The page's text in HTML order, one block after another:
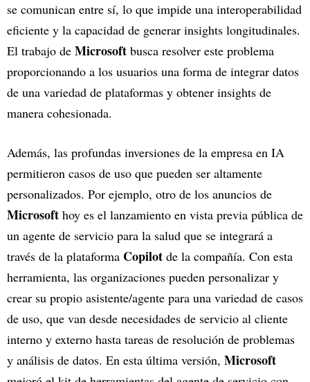
se comunican entre sí, lo que impide una interoperabilidad
eficiente y la capacidad de generar insights longitudinales.
El trabajo de Microsoft busca resolver este problema
proporcionando a los usuarios una forma de integrar datos
de una variedad de plataformas y obtener insights de
manera cohesionada.
Además, las profundas inversiones de la empresa en IA
permitieron casos de uso que pueden ser altamente
personalizados. Por ejemplo, otro de los anuncios de
Microsoft hoy es el lanzamiento en vista previa pública de
un agente de servicio para la salud que se integrará a
través de la plataforma Copilot de la compañía. Con esta
herramienta, las organizaciones pueden personalizar y
crear su propio asistente/agente para una variedad de casos
de uso, que van desde necesidades de servicio al cliente
interno y externo hasta tareas de resolución de problemas
y análisis de datos. En esta última versión, Microsoft